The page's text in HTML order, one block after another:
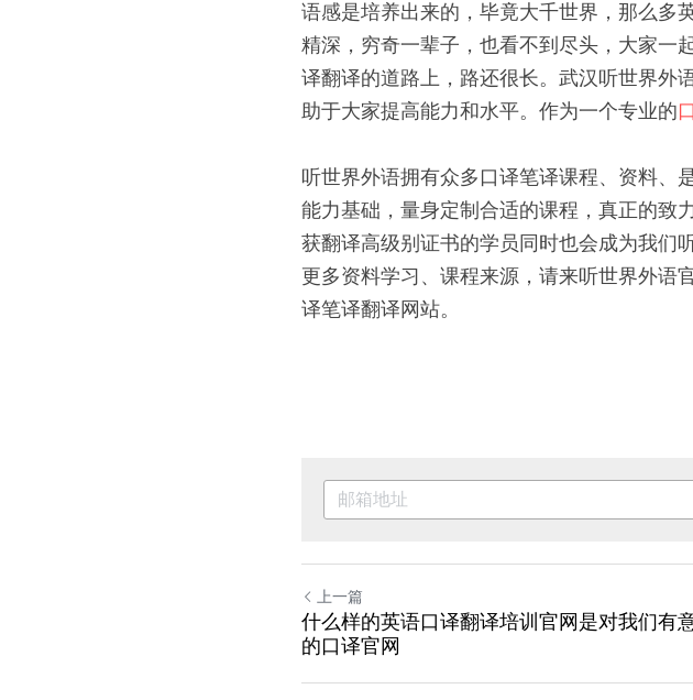
语感是培养出来的，毕竟大千世界，那么多
精深，穷奇一辈子，也看不到尽头，大家一
译翻译的道路上，路还很长。武汉听世界外
助于大家提高能力和水平。作为一个专业的
听世界外语拥有众多口译笔译课程、资料、
能力基础，量身定制合适的课程，真正的致
获翻译高级别证书的学员同时也会成为我们
更多资料学习、课程来源，请来听世界外语
译笔译翻译网站。
上一篇
什么样的英语口译翻译培训官网是对我们有
的口译官网